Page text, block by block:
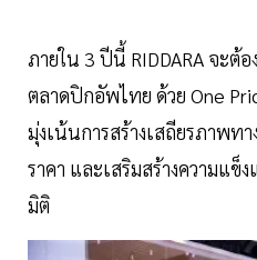
ภายใน 3 ปีนี้ RIDDARA จะต้
ตลาดปิกอัพไทย ด้วย One
มุ่งเน้นการสร้างเสถียรภาพท
ราคา และเสริมสร้างความแข็
มิติ